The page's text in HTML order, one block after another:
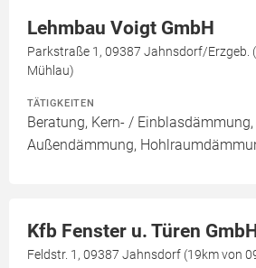
Lehmbau Voigt GmbH
Parkstraße 1, 09387 Jahnsdorf/Erzgeb.
Mühlau)
TÄTIGKEITEN
Beratung, Kern- /
Außendämmung,
Kfb Fenster u. Türen
Feldstr. 1, 09387 Jahnsdorf (19km von